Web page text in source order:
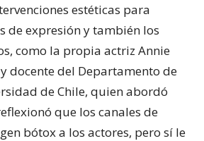
estéticas para
de expresión y también los
como la propia actriz Annie
docente del Departamento de
de Chile, quien abordó
que los canales de
bótox a los actores, pero sí le